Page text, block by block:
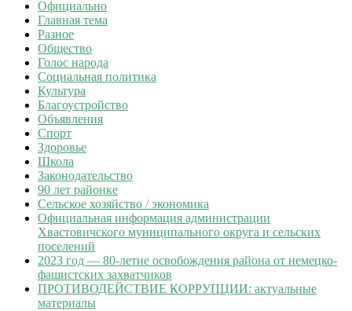
Официально
Главная тема
Разное
Общество
Голос народа
Социальная политика
Культура
Благоустройство
Объявления
Спорт
Здоровье
Школа
Законодательство
90 лет районке
Сельское хозяйство / экономика
Официальная информация администрации
Хвастовичского муниципального округа и сельских
поселений
2023 год — 80-летие освобождения района от немецко-
фашистских захватчиков
ПРОТИВОДЕЙСТВИЕ КОРРУПЦИИ: актуальные
материалы